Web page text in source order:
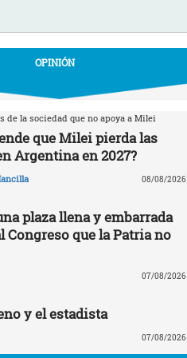
OPINIÓN
de la sociedad que no apoya a Milei
que Milei pierda las
Argentina en 2027?
08/08/2026
plaza llena y embarrada
Congreso que la Patria no
07/08/2026
y el estadista
07/08/2026